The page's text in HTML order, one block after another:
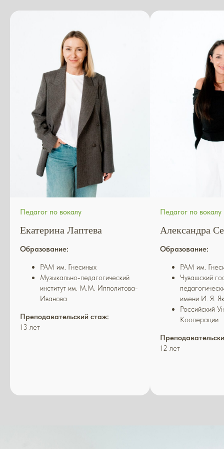
Педагог по вокалу
Екатерина Лаптева
Образование:
РАМ им. Гнесиных
Музыкально-педагогический
институт им. М.М. Ипполитова-
Иванова
Преподавательский стаж:
13 лет
Педагог по вокалу
Александра
Образование:
РАМ им.
Чувашский
имени И. Я.
Российский
Кооперации
12 лет